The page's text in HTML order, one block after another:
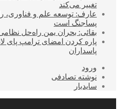
تغییر می‌کند
عارف: توسعه علم و فناوری،
پساجنگ است
بقائی: بحران یمن راه‌حل نظامی
پاره کردن امضای ترامپ پای
پاسداران
ورود
نوشته تصادفی
سایدبار